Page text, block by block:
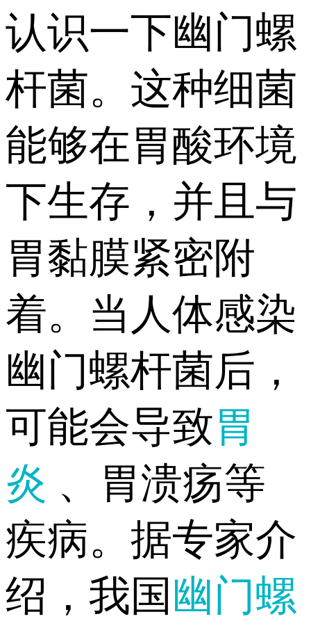
认识一下幽门螺
杆菌。这种细菌
能够在胃酸环境
下生存，并且与
胃黏膜紧密附
着。当人体感染
幽门螺杆菌后，
可能会导致胃
炎 、胃溃疡等
疾病。据专家介
绍，我国幽门螺